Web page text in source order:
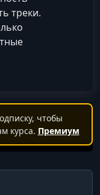
треки.
чтобы
курса. Премиум